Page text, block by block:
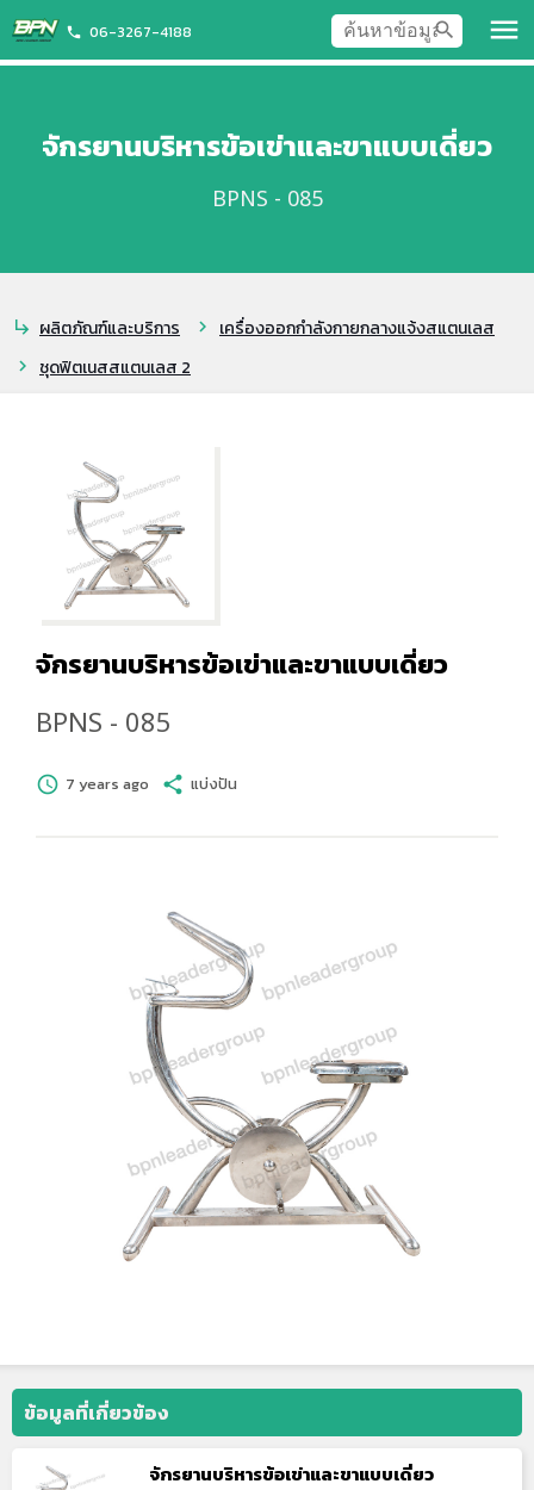
phone 06-3267-4188 menu
search
จักรยานบริหารข้อเข่าและขาแบบเดี่ยว
BPNS - 085
subdirectory_arrow_right ผลิตภัณฑ์และบริการ chevron_right เครื่องออกกำลังกายกลางแจ้งสแตนเลส
chevron_right ชุดฟิตเนสสแตนเลส 2
จักรยานบริหารข้อเข่าและขาแบบเดี่ยว
BPNS - 085
schedule 7 years ago share แบ่งปัน
ข้อมูลที่เกี่ยวข้อง
จักรยานบริหารข้อเข่าและขาแบบเดี่ยว